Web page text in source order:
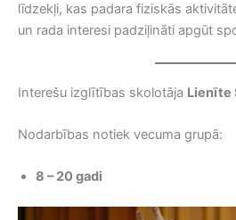
līdzekļi, kas padara fiziskās
un rada interesi padziļināti apgūt
Interešu izglītības skolotāja Lienīte
Nodarbības notiek vecuma grupā:
8 – 20 gadi